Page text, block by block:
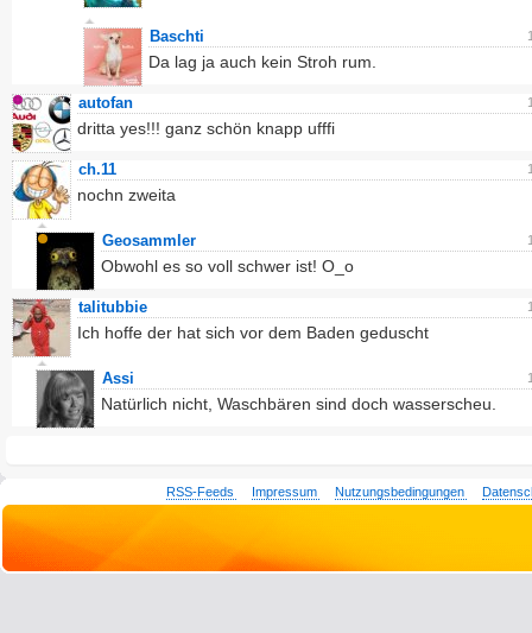
Baschti
Da lag ja auch kein Stroh rum.
autofan
dritta yes!!! ganz schön knapp ufffi
ch.11
nochn zweita
Geosammler
Obwohl es so voll schwer ist! O_o
talitubbie
Ich hoffe der hat sich vor dem Baden geduscht
Assi
Natürlich nicht, Waschbären sind doch wasserscheu.
RSS-Feeds Impressum Nutzungsbedingungen